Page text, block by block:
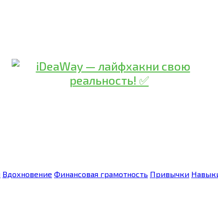
Вдохновение Финансовая грамотность Привычки